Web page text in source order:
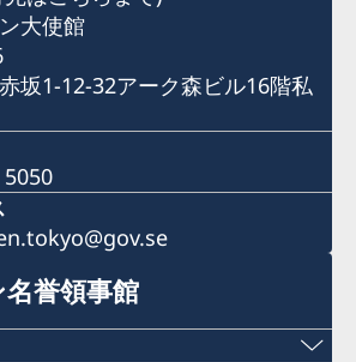
大使館
坂1-12-32アーク森ビル16階私
誉領事館